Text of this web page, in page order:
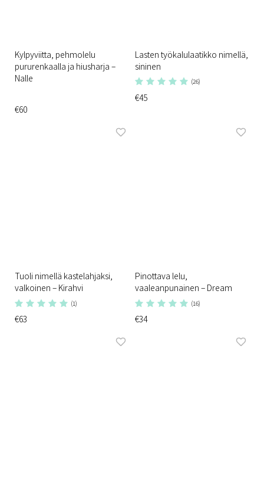
Kylpyviitta, pehmolelu
pururenkaalla ja hiusharja –
Nalle
€60
Lasten työkalulaatikko nimellä,
sininen
(26)
€45
Tuoli nimellä kastelahjaksi,
valkoinen – Kirahvi
(1)
€63
Pinottava lelu,
vaaleanpunainen – Dream
(16)
€34